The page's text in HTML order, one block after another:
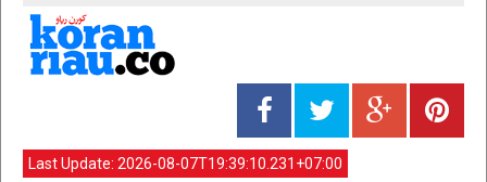
Last Update: 2026-08-07T19:39:10.231+07:00